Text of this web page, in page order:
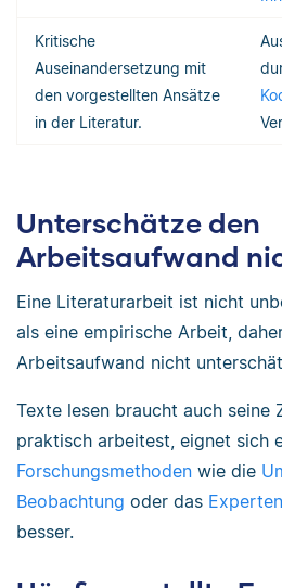
Kritische
Auseinandersetzung mit
den vorgestellten Ansätze
in der Literatur.
Unterschätze den
Arbeitsaufwand
Eine Literaturarbeit ist nicht
als eine empirische Arbeit,
Arbeitsaufwand nicht
Texte lesen braucht auch seine
praktisch arbeitest, eignet sich
Forschungsmethoden wie die
Beobachtung oder das
besser.